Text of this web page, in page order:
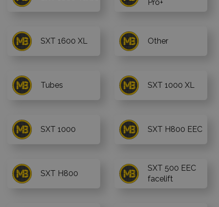
Pro+
SXT 1600 XL Other
Tubes SXT 1000 XL
SXT 1000 SXT H800 EEC
SXT H800
SXT 500 EEC
facelift